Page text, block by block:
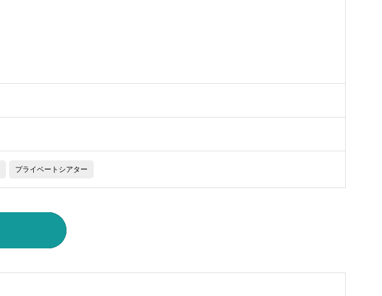
プライベートシアター